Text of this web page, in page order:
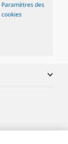
Paramètres des
cookies